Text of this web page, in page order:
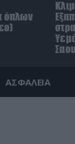
όπλων
ΑΣΦΑΛΕΙΑ